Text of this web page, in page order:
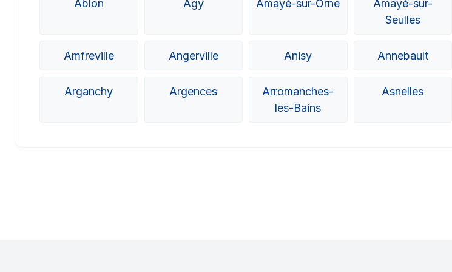
Ablon Agy Amayé-sur-Orne
Amayé-sur-
Seulles
Amfreville Angerville Anisy Annebault
Arganchy Argences
Arromanches-
les-Bains
Asnelles